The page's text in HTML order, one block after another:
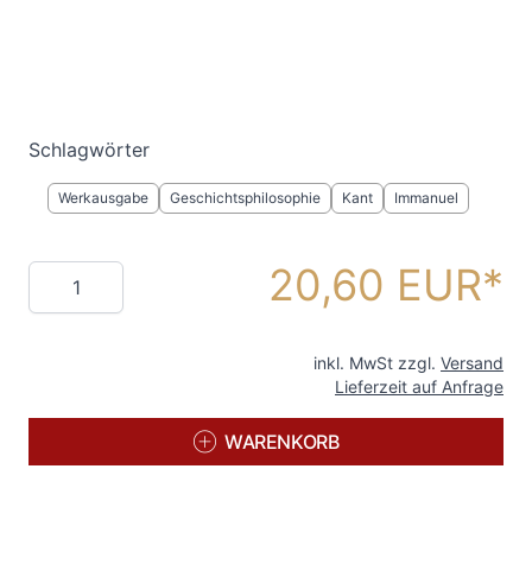
Schlagwörter
Werkausgabe Geschichtsphilosophie Kant Immanuel
Menge 20,60 EUR
inkl. MwSt zzgl. Versand
Lieferzeit auf Anfrage
WARENKORB